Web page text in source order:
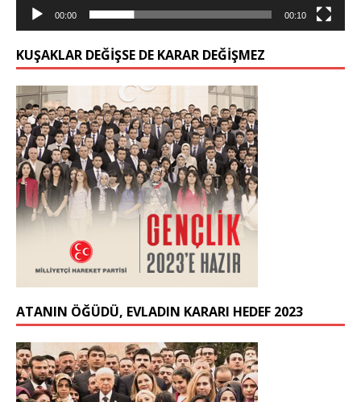
00:00 00:10
KUŞAKLAR DEĞIŞSE DE KARAR DEĞIŞMEZ
ATANIN ÖĞÜDÜ, EVLADIN KARARI HEDEF 2023